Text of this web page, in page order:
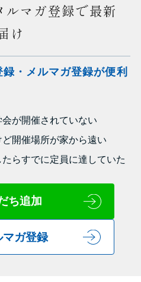
マガ登録で最新
け
・メルマガ登録が便利
が開催されていない
開催場所が家から遠い
らすでに定員に達していた
ち追加
マガ登録